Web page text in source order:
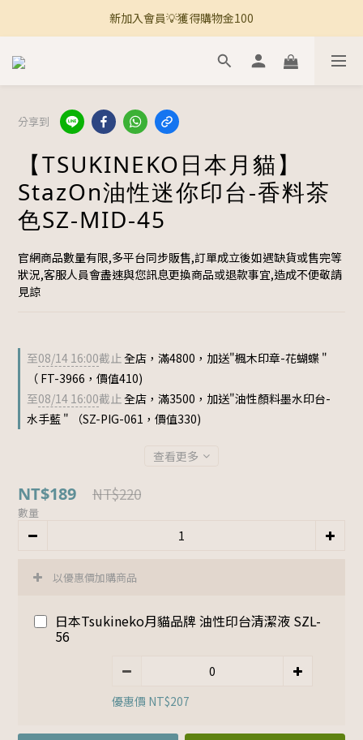
🚚 全館滿800免運 🚚
新加入會員💡獲得購物金100
🚚 全館滿800免運 🚚
分享到
【TSUKINEKO日本月貓】
StazOn油性迷你印台-香料茶
色SZ-MID-45
官網商品數量有限,多平台同步販售,訂單成立後如遇缺貨或售完等
狀況,客服人員會盡速與您訊息更換商品或退款事宜,造成不便敬請
見諒
至08/14 16:00截止全店，滿4800，加送"楓木印章-花蝴蝶 "
（ FT-3966，價值410)
至08/14 16:00截止全店，滿3500，加送"油性顏料墨水印台-
水手藍 " （SZ-PIG-061，價值330)
查看更多
NT$189 NT$220
數量
以優惠價加購商品
日本Tsukineko月貓品牌 油性印台清潔液 SZL-
56
優惠價 NT$207